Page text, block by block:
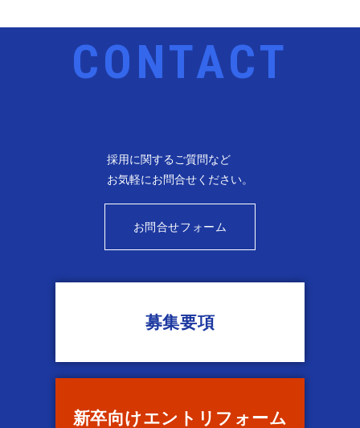
採用に関するご質問など
お気軽にお問合せください。
お問合せフォーム
募集要項
新卒向けエントリ フォーム